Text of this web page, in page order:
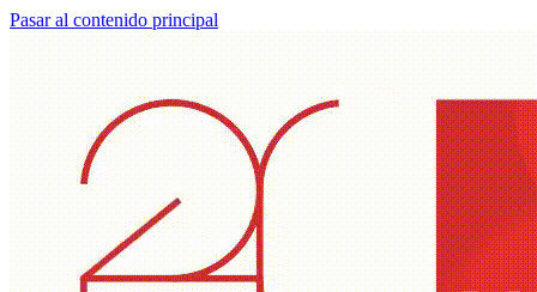
Pasar al contenido principal